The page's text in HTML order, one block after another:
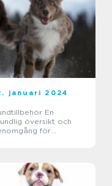
januari 2024
En
översikt och
för